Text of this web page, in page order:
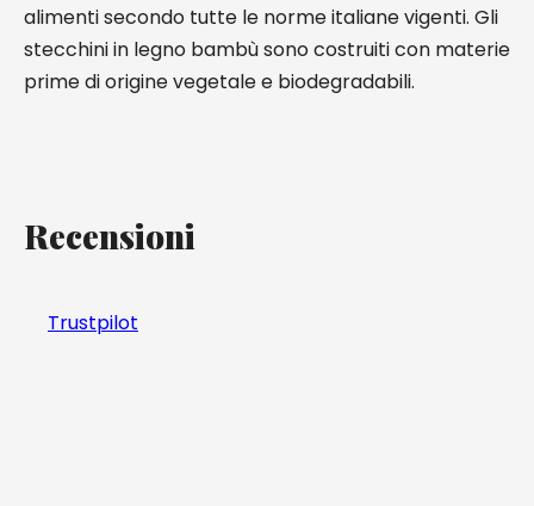
alimenti secondo tutte le norme italiane vigenti. Gli
stecchini in legno bambù sono costruiti con materie
prime di origine vegetale e biodegradabili.
Recensioni
Trustpilot